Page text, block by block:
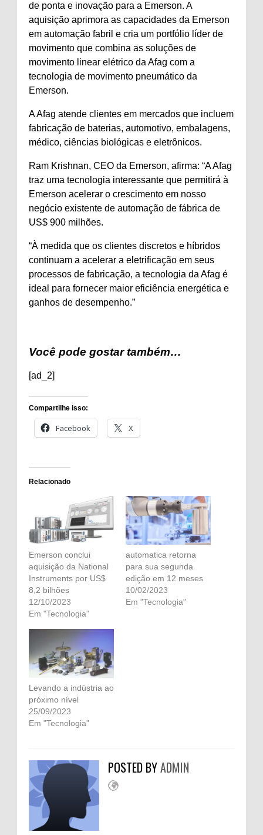
de ponta e inovação para a Emerson. A
aquisição aprimora as capacidades da Emerson
em automação fabril e cria um portfólio líder de
movimento que combina as soluções de
movimento linear elétrico da Afag com a
tecnologia de movimento pneumático da
Emerson.
A Afag atende clientes em mercados que incluem
fabricação de baterias, automotivo, embalagens,
médico, ciências biológicas e eletrônicos.
Ram Krishnan, CEO da Emerson, afirma: “A Afag
traz uma tecnologia interessante que permitirá à
Emerson acelerar o crescimento em nosso
negócio existente de automação de fábrica de
US$ 900 milhões.
“À medida que os clientes discretos e híbridos
continuam a acelerar a eletrificação em seus
processos de fabricação, a tecnologia da Afag é
ideal para fornecer maior eficiência energética e
ganhos de desempenho.”
Você pode gostar também…
[ad_2]
Compartilhe isso:
Facebook X
Relacionado
Emerson conclui
aquisição da National
Instruments por US$
8,2 bilhões
12/10/2023
Em "Tecnologia"
automatica retorna
para sua segunda
edição em 12 meses
10/02/2023
Em "Tecnologia"
Levando a indústria ao
próximo nível
25/09/2023
Em "Tecnologia"
POSTED BYADMIN